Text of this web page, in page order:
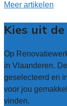
Meer artikelen
Kies uit
Op
in Vlaanderen.
geselecteerd en
voor jou
vinden.